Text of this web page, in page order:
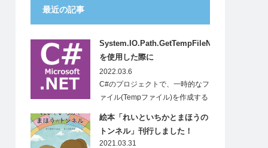
最近の記事
System.IO.Path.GetTempFileName()
を使用した際に
System.IO.IOExceptionが発生
する
2022.03.6
C#のプロジェクトで、一時的なフ
ァイル(Tempファイル)を作成する
絵本「れいといちかとまほうの
トンネル」刊行しました！
2021.03.31